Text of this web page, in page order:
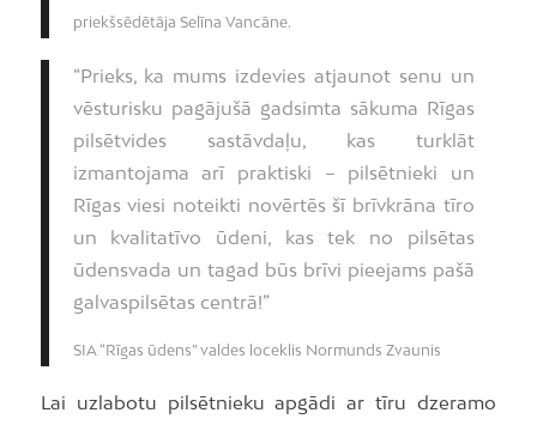
priekšsēdētāja Selīna Vancāne.
“Prieks, ka mums izdevies atjaunot senu un
vēsturisku pagājušā gadsimta sākuma Rīgas
pilsētvides sastāvdaļu, kas turklāt
izmantojama arī praktiski – pilsētnieki un
Rīgas viesi noteikti novērtēs šī brīvkrāna tīro
un kvalitatīvo ūdeni, kas tek no pilsētas
ūdensvada un tagad būs brīvi pieejams pašā
galvaspilsētas centrā!”
SIA “Rīgas ūdens” valdes loceklis Normunds Zvaunis
Lai uzlabotu pilsētnieku apgādi ar tīru dzeramo